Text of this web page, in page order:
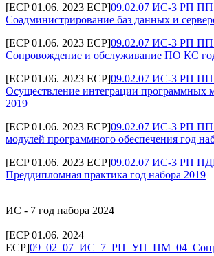
[ECP 01.06. 2023 ECP]09.02.07 ИС-3 РП
Соадминистрирование баз данных и
[ECP 01.06. 2023 ECP]09.02.07 ИС-3 РП
Сопровождение и обслуживание ПО КС
[ECP 01.06. 2023 ECP]09.02.07 ИС-3 РП
Осуществление интеграции программных
2019
[ECP 01.06. 2023 ECP]09.02.07 ИС-3 РП
модулей программного обеспечения год
[ECP 01.06. 2023 ECP]09.02.07 ИС-3 РП
Преддипломная практика год набора 2019
ИС - 7 год набора 2024
[ECP 01.06. 2024
ECP]